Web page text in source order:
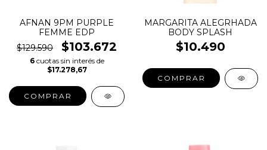
AFNAN 9PM PURPLE
FEMME EDP
$129.590
$103.672
6 cuotas sin interés de
$17.278,67
COMPRAR
MARGARITA ALEGRHADA
BODY SPLASH
$10.490
COMPRAR